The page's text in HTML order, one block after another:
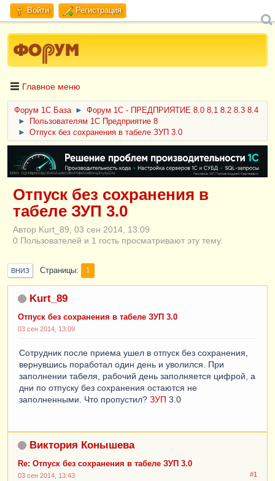
Войти Регистрация
Главное меню
Форум 1C База ►
Форум 1С - ПРЕДПРИЯТИЕ 8.0 8.1 8.2 8.3 8.4
►
Пользователям 1С Предприятие 8
►
Отпуск без сохранения в табеле ЗУП 3.0
ERID: CQH36pWzJqVJD4xVLsnhcU4hVPNjkBZe8KKxjJiYySyZAz
Отпуск без сохранения в
табеле ЗУП 3.0
Автор Kurt_89, 03 сен 2014, 13:09
0 Пользователей и 1 гость просматривают эту тему.
ВНИЗ Страницы 1
Kurt_89
Отпуск без сохранения в табеле ЗУП 3.0
03 сен 2014, 13:09
Сотрудник после приема ушел в отпуск без сохранения,
вернувшись поработал один день и уволился. При
заполнении табеля, рабочий день заполняется цифрой, а
дни по отпуску без сохранения остаются не
заполненными. Что пропустил? ЗУП 3.0
Виктория Конышева
Re: Отпуск без сохранения в табеле ЗУП 3.0
#1
03 сен 2014, 13:43